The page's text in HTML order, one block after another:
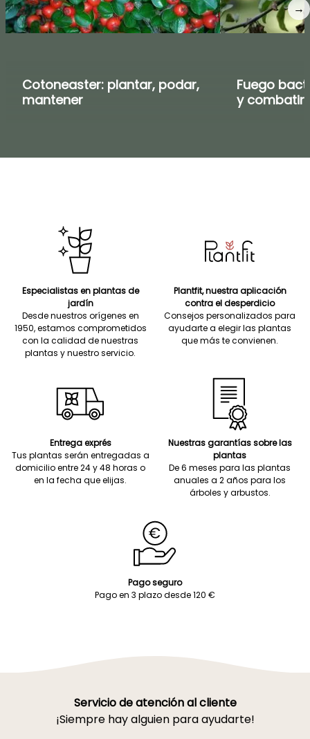
Cotoneaster: plantar, podar,
mantener
Fuego
y combatir
→
Especialistas en plantas de
jardín
Desde nuestros orígenes en
1950, estamos comprometidos
con la calidad de nuestras
plantas y nuestro servicio.
Plantfit, nuestra aplicación
contra el desperdicio
Consejos personalizados para
ayudarte a elegir las plantas
que más te convienen.
Entrega exprés
Tus plantas serán entregadas a
domicilio entre 24 y 48 horas o
en la fecha que elijas.
Nuestras garantías sobre las
plantas
De 6 meses para las plantas
anuales a 2 años para los
árboles y arbustos.
Pago seguro
Pago en 3 plazo desde 120 €
Servicio de atención al cliente
¡Siempre hay alguien para ayudarte!